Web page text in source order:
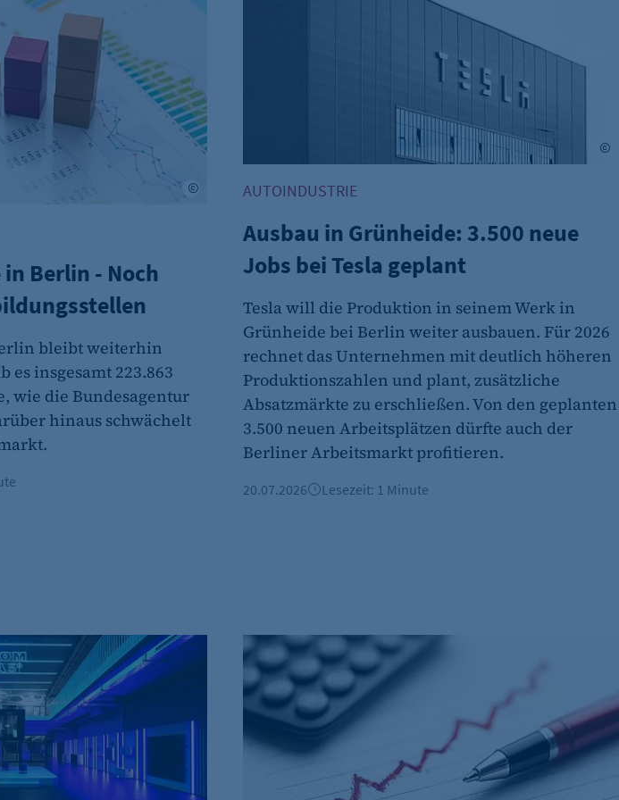
Verwaltung von Benutzer-Sessions (z. B. bei Login, Umfrage
auch bei Caching zur Identifizierung verwendet.
die ausgewählten Einverständnis-Optionen des Benutzers
zu setzen.
Adobe Stock
Berlin - Noch
bleibt weiterhin
es insgesamt 223.863
wie die Bundesagentur
hinaus schwächelt
AUTOINDUSTRIE
Ausbau in Grünheide: 3.500 neue
Jobs bei Tesla geplant
Tesla will die Produktion in seinem Werk in
Grünheide bei Berlin weiter ausbauen. Für 2026
rechnet das Unternehmen mit deutlich höheren
Produktionszahlen und plant, zusätzliche
Absatzmärkte zu erschließen. Von den geplanten
3.500 neuen Arbeitsplätzen dürfte auch der
Berliner Arbeitsmarkt profitieren.
20.07.2026 Lesezeit: 1 Minute
Wie das Start-up 1Komma5° Elektriker aus Brasilien einstellt
Arbeitsmarkt: Arbeitslosenquote weiter bei über 10